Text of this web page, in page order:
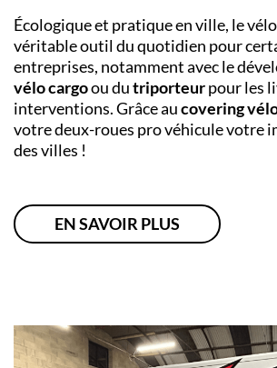
Écologique et pratique en ville, le
véritable outil du quotidien pour
entreprises, notamment avec le
vélo cargoou dutriporteurpour les
interventions. Grâce aucovering
votre deux-roues pro véhicule votre
des villes !
EN SAVOIR PLUS